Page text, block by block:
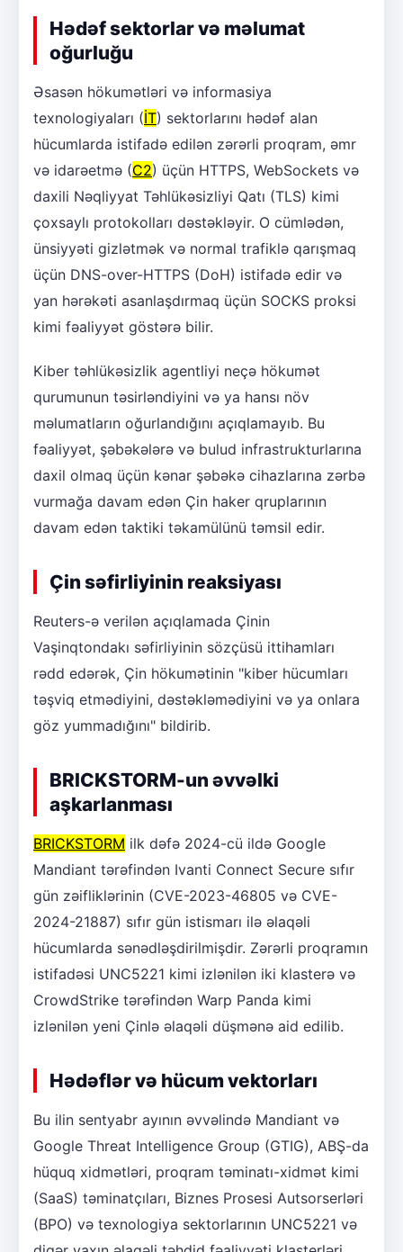
Hədəf sektorlar və məlumat
oğurluğu
Əsasən hökumətləri və informasiya
texnologiyaları (İT) sektorlarını hədəf alan
hücumlarda istifadə edilən zərərli proqram, əmr
və idarəetmə (C2) üçün HTTPS, WebSockets və
daxili Nəqliyyat Təhlükəsizliyi Qatı (TLS) kimi
çoxsaylı protokolları dəstəkləyir. O cümlədən,
ünsiyyəti gizlətmək və normal trafiklə qarışmaq
üçün DNS-over-HTTPS (DoH) istifadə edir və
yan hərəkəti asanlaşdırmaq üçün SOCKS proksi
kimi fəaliyyət göstərə bilir.
Kiber təhlükəsizlik agentliyi neçə hökumət
qurumunun təsirləndiyini və ya hansı növ
məlumatların oğurlandığını açıqlamayıb. Bu
fəaliyyət, şəbəkələrə və bulud infrastrukturlarına
daxil olmaq üçün kənar şəbəkə cihazlarına zərbə
vurmağa davam edən Çin haker qruplarının
davam edən taktiki təkamülünü təmsil edir.
Çin səfirliyinin reaksiyası
Reuters-ə verilən açıqlamada Çinin
Vaşinqtondakı səfirliyinin sözçüsü ittihamları
rədd edərək, Çin hökumətinin "kiber hücumları
təşviq etmədiyini, dəstəkləmədiyini və ya onlara
göz yummadığını" bildirib.
BRICKSTORM-un əvvəlki
aşkarlanması
BRICKSTORM ilk dəfə 2024-cü ildə Google
Mandiant tərəfindən Ivanti Connect Secure sıfır
gün zəifliklərinin (CVE-2023-46805 və CVE-
2024-21887) sıfır gün istismarı ilə əlaqəli
hücumlarda sənədləşdirilmişdir. Zərərli proqramın
istifadəsi UNC5221 kimi izlənilən iki klasterə və
CrowdStrike tərəfindən Warp Panda kimi
izlənilən yeni Çinlə əlaqəli düşmənə aid edilib.
Hədəflər və hücum vektorları
Bu ilin sentyabr ayının əvvəlində Mandiant və
Google Threat Intelligence Group (GTIG), ABŞ-da
hüquq xidmətləri, proqram təminatı-xidmət kimi
(SaaS) təminatçıları, Biznes Prosesi Autsorserləri
(BPO) və texnologiya sektorlarının UNC5221 və